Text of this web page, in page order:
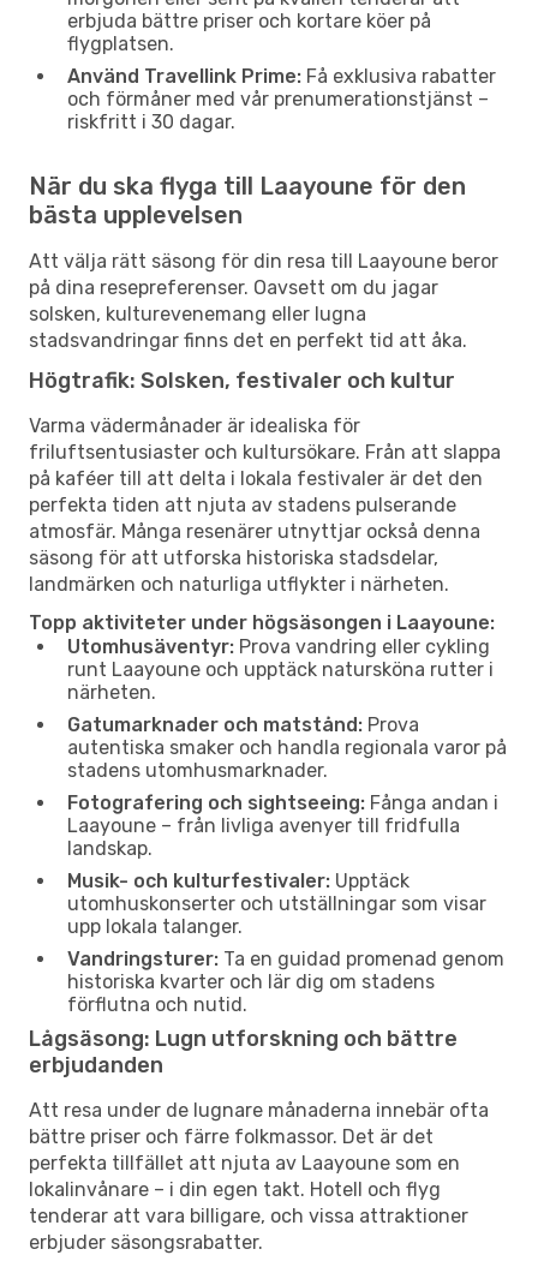
erbjuda bättre priser och kortare köer på
flygplatsen.
Använd Travellink Prime: Få exklusiva rabatter
och förmåner med vår prenumerationstjänst –
riskfritt i 30 dagar.
När du ska flyga till Laayoune för den
bästa upplevelsen
Att välja rätt säsong för din resa till Laayoune beror
på dina resepreferenser. Oavsett om du jagar
solsken, kulturevenemang eller lugna
stadsvandringar finns det en perfekt tid att åka.
Högtrafik: Solsken, festivaler och kultur
Varma vädermånader är idealiska för
friluftsentusiaster och kultursökare. Från att slappa
på kaféer till att delta i lokala festivaler är det den
perfekta tiden att njuta av stadens pulserande
atmosfär. Många resenärer utnyttjar också denna
säsong för att utforska historiska stadsdelar,
landmärken och naturliga utflykter i närheten.
Topp aktiviteter under högsäsongen i Laayoune:
Utomhusäventyr: Prova vandring eller cykling
runt Laayoune och upptäck natursköna rutter i
närheten.
Gatumarknader och matstånd: Prova
autentiska smaker och handla regionala varor på
stadens utomhusmarknader.
Fotografering och sightseeing: Fånga andan i
Laayoune – från livliga avenyer till fridfulla
landskap.
Musik- och kulturfestivaler: Upptäck
utomhuskonserter och utställningar som visar
upp lokala talanger.
Vandringsturer: Ta en guidad promenad genom
historiska kvarter och lär dig om stadens
förflutna och nutid.
Lågsäsong: Lugn utforskning och bättre
erbjudanden
Att resa under de lugnare månaderna innebär ofta
bättre priser och färre folkmassor. Det är det
perfekta tillfället att njuta av Laayoune som en
lokalinvånare – i din egen takt. Hotell och flyg
tenderar att vara billigare, och vissa attraktioner
erbjuder säsongsrabatter.